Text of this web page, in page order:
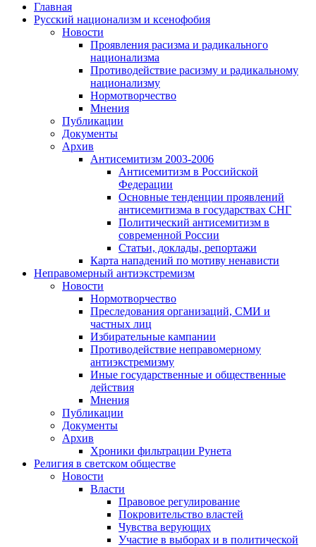
Главная
Русский национализм и ксенофобия
Новости
Проявления расизма и радикального
национализма
Противодействие расизму и радикальному
национализму
Нормотворчество
Мнения
Публикации
Документы
Архив
Антисемитизм 2003-2006
Антисемитизм в Российской
Федерации
Основные тенденции проявлений
антисемитизма в государствах СНГ
Политический антисемитизм в
современной России
Статьи, доклады, репортажи
Карта нападений по мотиву ненависти
Неправомерный антиэкстремизм
Новости
Нормотворчество
Преследования организаций, СМИ и
частных лиц
Избирательные кампании
Противодействие неправомерному
антиэкстремизму
Иные государственные и общественные
действия
Мнения
Публикации
Документы
Архив
Хроники фильтрации Рунета
Религия в светском обществе
Новости
Власти
Правовое регулирование
Покровительство властей
Чувства верующих
Участие в выборах и в политической